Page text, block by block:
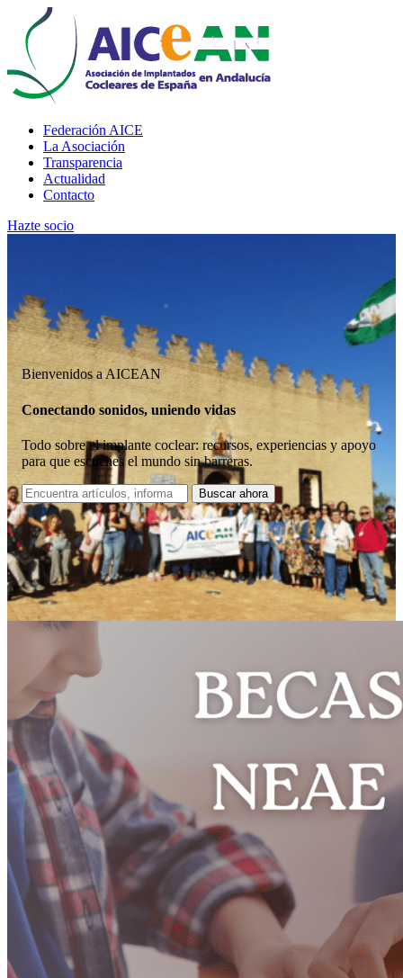
Federación AICE
La Asociación
Transparencia
Actualidad
Contacto
Hazte socio
Bienvenidos a AICEAN
Conectando sonidos, uniendo vidas
Todo sobre el implante coclear: recursos, experiencias y apoyo
para que escuches el mundo sin barreras.